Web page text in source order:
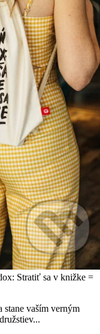
Stratiť sa v knižke =
vaším verným